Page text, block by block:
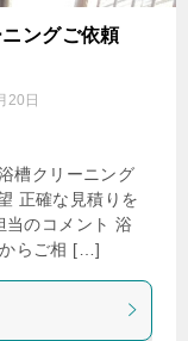
ニングご依頼
20日
槽クリーニング
正確な見積りを
当のコメント 浴
らご相 […]